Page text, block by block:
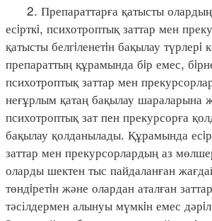
2. Препараттарға қатысты
есiрткi, психотроптық заттар мен
қатысты белгiленетiн бақылау түрлерi
препараттың құрамында бiр емес,
психотроптық заттар мен
неғұрлым қатаң бақылау шараларына
психотроптық зат пен прекурсорға
бақылау қолданылады. Құрамында
заттар мен прекурсорлардың аз
оларды шектен тыс пайдаланған
төндiретiн және олардан аталған
тәсілдермен алынуы мүмкiн емес